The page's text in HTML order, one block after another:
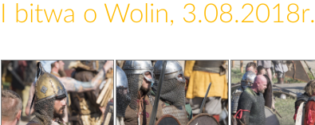
I bitwa o Wolin, 3.08.2018r.